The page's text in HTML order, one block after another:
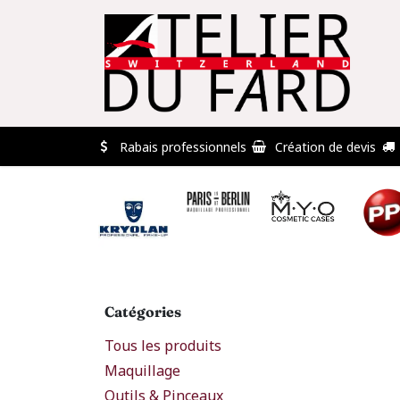
Se rendre au contenu
🏠 Professionnels Déstockage
Rabais professionnels Création de devis
Catégories
Tous les produits
Maquillage
Outils & Pinceaux